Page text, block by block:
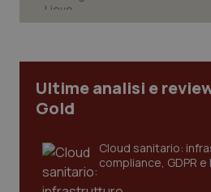
Ultime analisi e
Gold
Cloud sanitario:
compliance, GDPR